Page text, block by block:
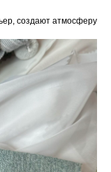
создают атмосферу